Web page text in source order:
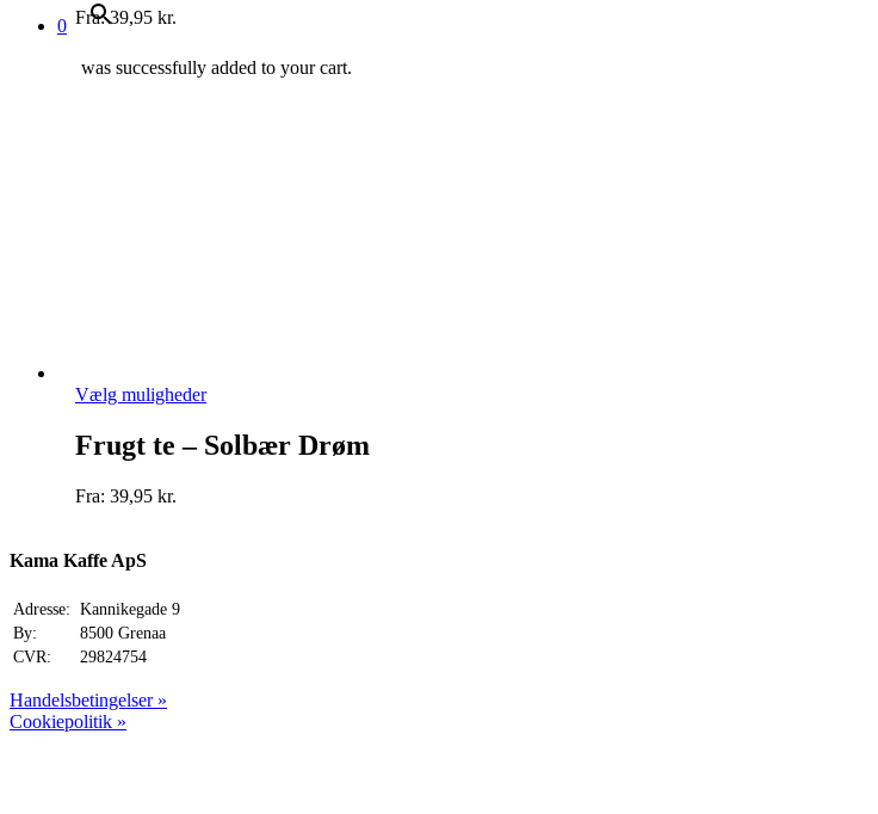
0
was successfully added to your cart.
vælges
Fra:39,95 kr.
Vælg mulighederDette
har
flere
Frugt te – Solbær Drøm
Fra: 39,95 kr.
Kama Kaffe ApS
Adresse: Kannikegade 9
By:
8500 Grenaa
CVR:
29824754
Handelsbetingelser »
Cookiepolitik »